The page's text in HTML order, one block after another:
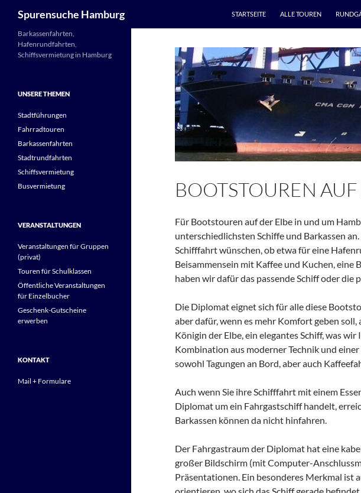
Inhalt
Spurensuche Hamburg STARTSEITE ALLE TOUREN
BOOTSTOUREN
Für Bootstouren auf der Elbe in und um
unterschiedlichsten Schiffe und Barkassen
Schifffahrt wünschen, ob etwa für eine
Beisammensein mit Kaffee und Kuchen, eine
haben wir dafür das passende Schiff oder die
Die Diplomat eignet sich für alle diese
aber dafür, wenn es mehr Komfort geben soll,
Königin der Elbe, ein elegantes Schiff, was
Kombination aus moderner Technik und
sowohl Tagungen an Bord, aber auch
Auch wenn Sie ihre Schifffahrt mit einem
Diplomat um ein Fahrgastschiff handelt,
Barkassen können da nicht hinfahren.
Der Fahrgastraum der Diplomat hat eine
großer Bildschirm (mit Computer-
Präsentationen. Ein besonderes Merkmal ist
Barkassenfahrten,
Hafenrundfahrten,
Schiffsvermietung in Hamburg
UNSERE THEMEN
Stadtführungen
Fahrradtouren
Barkassenfahrten
Stadtrundfahrten
Schiffsvermietung
Busvermietung
VERANSTALTUNGEN
Veranstaltungen für Gruppen
(privat)
Touren für Schulklassen
Öffentliche Veranstaltungen
für Einzelbucher
Geschenk-Gutscheine
erwerben
KONTAKT
Mail + Formulare